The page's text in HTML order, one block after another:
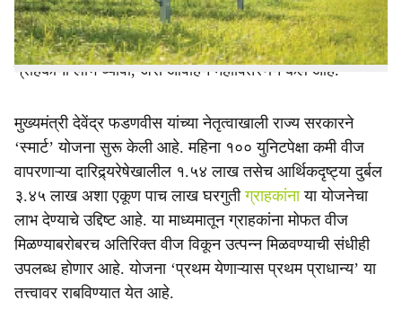
क्षमतेचा सौर प्रकल्प उभारता येणार असून, पुढील सुमारे २५ वर्षे
मोफत वीज मिळण्याचा लाभ होणार आहे. या योजनेचा पात्र
ग्राहकांनी लाभ घ्यावा, असे आवाहन महावितरणने केले आहे.
मुख्यमंत्री देवेंद्र फडणवीस यांच्या नेतृत्वाखाली राज्य सरकारने
‘स्मार्ट’ योजना सुरू केली आहे. महिना १०० युनिटपेक्षा कमी वीज
वापरणाऱ्या दारिद्र्यरेषेखालील १.५४ लाख तसेच आर्थिकदृष्ट्या दुर्बल
३.४५ लाख अशा एकूण पाच लाख घरगुतीग्राहकांनाया योजनेचा
लाभ देण्याचे उद्दिष्ट आहे. या माध्यमातून ग्राहकांना मोफत वीज
मिळण्याबरोबरच अतिरिक्त वीज विकून उत्पन्न मिळवण्याची संधीही
उपलब्ध होणार आहे. योजना ‘प्रथम येणाऱ्यास प्रथम प्राधान्य’ या
तत्त्वावर राबविण्यात येत आहे.